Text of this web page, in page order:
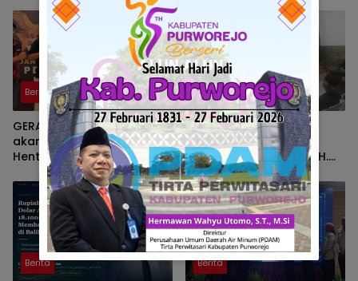
Bumi di SMAN 2 Prabumulih
Berita
GERAM, Pemuda Pancasila
akan gelar Aksi Damai,
Hentikan Truk Batu Bara
ODOL Lintasi Jalan Umum
Berita
Kedok Proyek Fiktif
Terbongkar, Mantan
Anggota DPRD Sumsel H.
Eddy Rianto Divonis 2
Tahun 3 Bulan, Mangkir
dari Sel Nyatakan Banding
Berita Berita